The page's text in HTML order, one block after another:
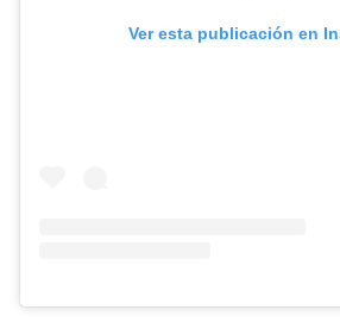
Ver esta publicación en